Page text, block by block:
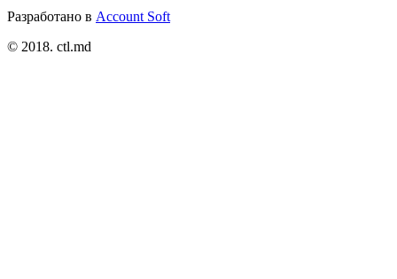
Разработано в Account Soft
© 2018. ctl.md